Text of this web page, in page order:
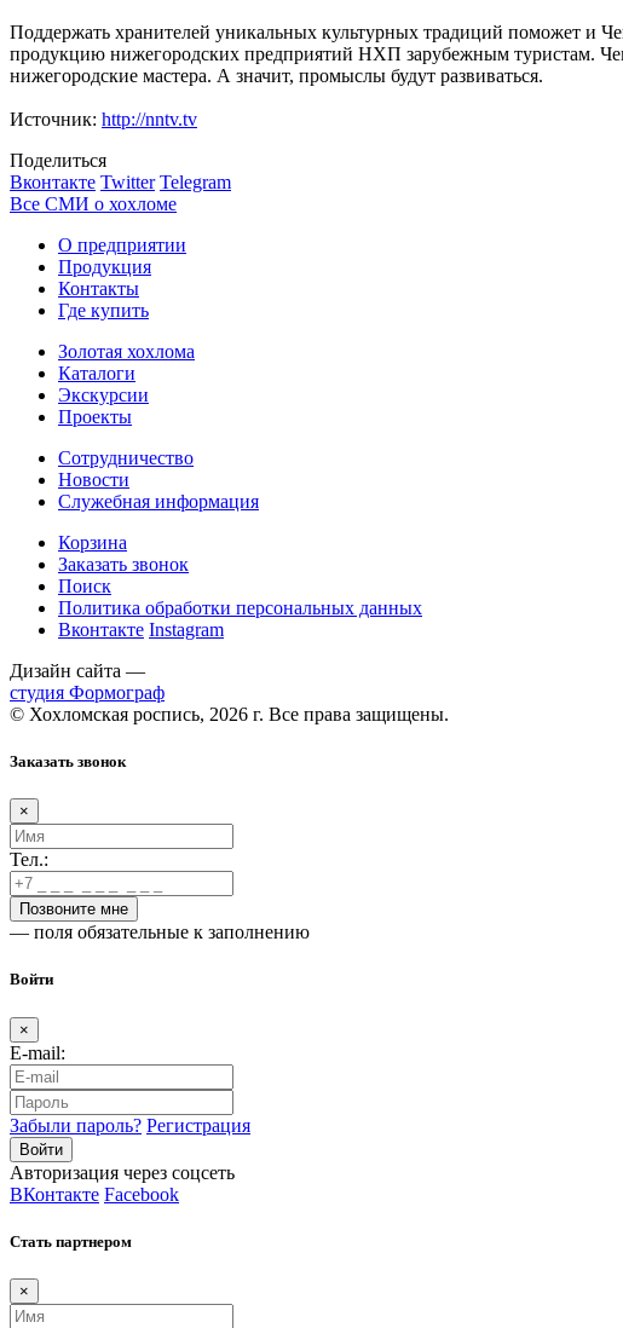
Поддержать хранителей уникальных культурных традиций поможет и
продукцию нижегородских предприятий НХП зарубежным туристам.
нижегородские мастера. А значит, промыслы будут развиваться.
Источник: http://nntv.tv
Поделиться
Вконтакте Twitter Telegram
Все СМИ о хохломе
О предприятии
Продукция
Контакты
Где купить
Золотая хохлома
Каталоги
Экскурсии
Проекты
Сотрудничество
Новости
Служебная информация
Корзина
Заказать звонок
Поиск
Политика обработки персональных данных
Вконтакте Instagram
Дизайн сайта —
студия Формограф
© Хохломская роспись, 2026 г. Все права защищены.
Заказать звонок
×
Тел.:
— поля обязательные к заполнению
Войти
×
E-mail:
Забыли пароль? Регистрация
Авторизация через соцсеть
ВКонтакте Facebook
Стать партнером
×